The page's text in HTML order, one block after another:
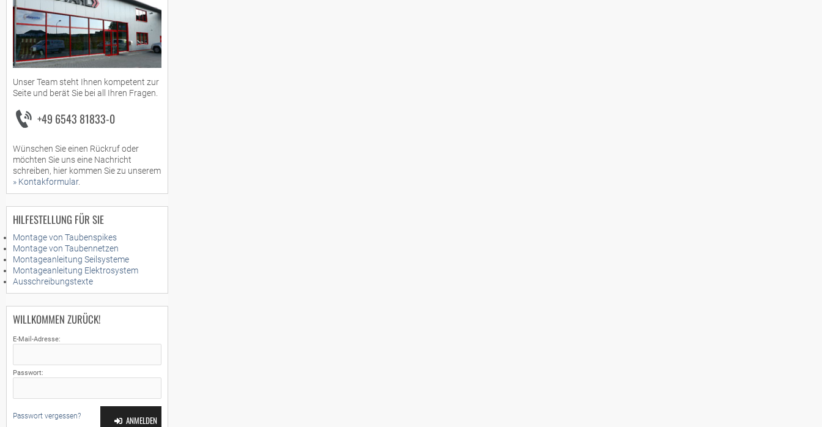
Unser Team steht Ihnen kompetent zur
Seite und berät Sie bei all Ihren Fragen.
+49 6543 81833-0
Wünschen Sie einen Rückruf oder
möchten Sie uns eine Nachricht
schreiben, hier kommen Sie zu unserem
» Kontakformular.
HILFESTELLUNG FÜR SIE
Montage von Taubenspikes
Montage von Taubennetzen
Montageanleitung Seilsysteme
Montageanleitung Elektrosystem
Ausschreibungstexte
WILLKOMMEN ZURÜCK!
E-Mail-Adresse:
Passwort:
Passwort vergessen? ANMELDEN